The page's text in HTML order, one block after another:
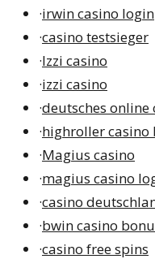
·irwin casino login
·casino testsieger
·Izzi casino
·izzi casino
·deutsches online
·highroller casino
·Magius casino
·magius casino
·casino
·bwin casino
·casino free spins